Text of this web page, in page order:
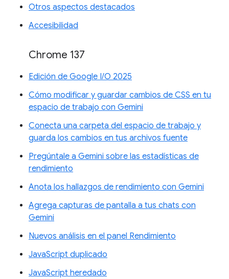
Otros aspectos destacados
Accesibilidad
Chrome 137
Edición de Google I/O 2025
Cómo modificar y guardar cambios de CSS en tu
espacio de trabajo con Gemini
Conecta una carpeta del espacio de trabajo y
guarda los cambios en tus archivos fuente
Pregúntale a Gemini sobre las estadísticas de
rendimiento
Anota los hallazgos de rendimiento con Gemini
Agrega capturas de pantalla a tus chats con
Gemini
Nuevos análisis en el panel Rendimiento
JavaScript duplicado
JavaScript heredado